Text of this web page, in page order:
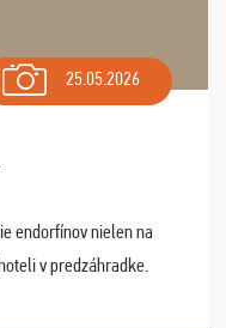
25.05.2026
endorfínov nielen na
v predzáhradke.